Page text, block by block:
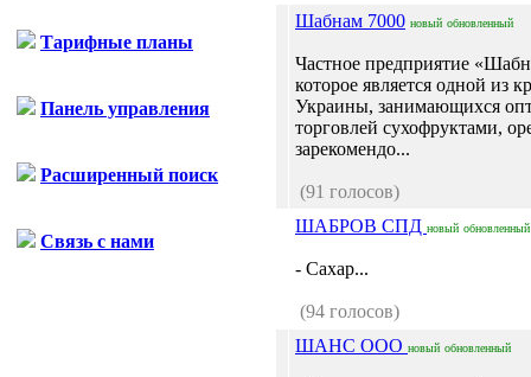
Тарифные планы
Панель управления
Расширенный поиск
Связь с нами
Шабнам 7000 новый обновленный
Частное предприятие
которое является одной из
Украины, занимающихся
торговлей сухофруктами,
зарекомендо...
(91 голосов)
ШАБРОВ СПД новый обновленный
- Сахар...
(94 голосов)
ШАНС ООО новый обновленный